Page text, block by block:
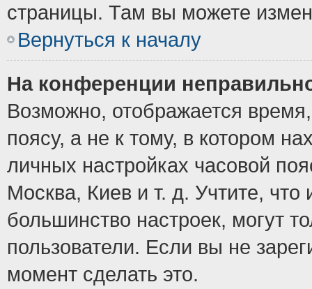
страницы. Там вы можете
Вернуться к началу
На конференции
Возможно, отображается
поясу, а не к тому, в котором
личных настройках часовой
Москва, Киев и т. д. Учтите, что
большинство настроек, могут
пользователи. Если вы не
момент сделать это.